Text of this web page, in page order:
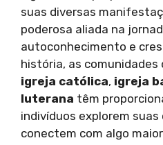
suas diversas
poderosa aliada na
autoconhecimento e
história, as comunidades
igreja católica, igreja
luterana têm
indivíduos explorem suas
conectem com algo